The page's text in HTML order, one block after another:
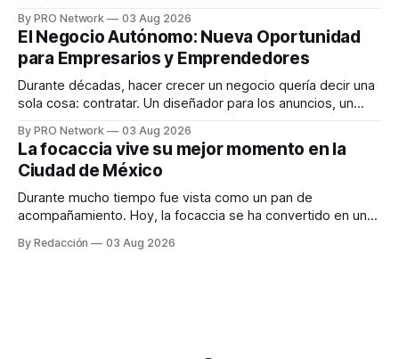
INTERIUS, el problema suele estar en otro lugar. Durante
una entrevista para el podcast SER PRO, el especialista en
marketing digital explicó que
By PRO Network 03 Aug 2026
El Negocio Autónomo: Nueva Oportunidad
para Empresarios y Emprendedores
Durante décadas, hacer crecer un negocio quería decir una
sola cosa: contratar. Un diseñador para los anuncios, un
para los textos, alguien que supiera de publicidad digital
para encontrar prospectos, un vendedor para atender
llamadas y mensajes, y —con suerte— una persona
By PRO Network 03 Aug 2026
La focaccia vive su mejor momento en la
Ciudad de México
Durante mucho tiempo fue vista como un pan de
acompañamiento. Hoy, la focaccia se ha convertido en uno
artesanal, ingredientes de calidad y experiencias que
By Redacción 03 Aug 2026